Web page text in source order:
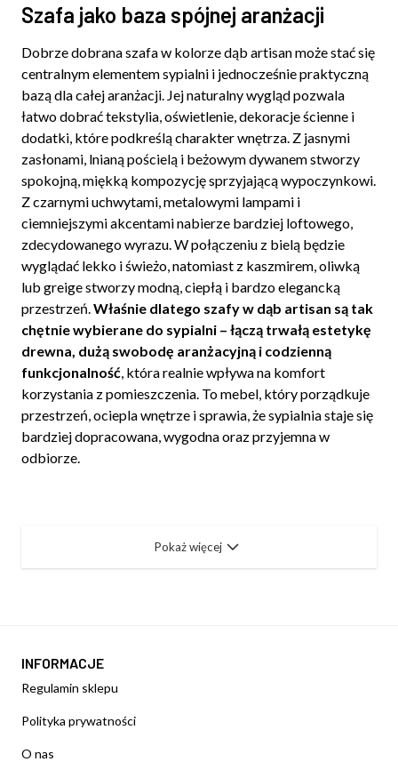
Szafa jako baza spójnej aranżacji
Dobrze dobrana szafa w kolorze dąb artisan może stać się
centralnym elementem sypialni i jednocześnie praktyczną
bazą dla całej aranżacji. Jej naturalny wygląd pozwala
łatwo dobrać tekstylia, oświetlenie, dekoracje ścienne i
dodatki, które podkreślą charakter wnętrza. Z jasnymi
zasłonami, lnianą pościelą i beżowym dywanem stworzy
spokojną, miękką kompozycję sprzyjającą wypoczynkowi.
Z czarnymi uchwytami, metalowymi lampami i
ciemniejszymi akcentami nabierze bardziej loftowego,
zdecydowanego wyrazu. W połączeniu z bielą będzie
wyglądać lekko i świeżo, natomiast z kaszmirem, oliwką
lub greige stworzy modną, ciepłą i bardzo elegancką
przestrzeń. Właśnie dlatego szafy w dąb artisan są tak
chętnie wybierane do sypialni – łączą trwałą estetykę
drewna, dużą swobodę aranżacyjną i codzienną
funkcjonalność , która realnie wpływa na komfort
korzystania z pomieszczenia. To mebel, który porządkuje
przestrzeń, ociepla wnętrze i sprawia, że sypialnia staje się
bardziej dopracowana, wygodna oraz przyjemna w
odbiorze.
Pokaż więcej
INFORMACJE
Regulamin sklepu
Polityka prywatności
O nas